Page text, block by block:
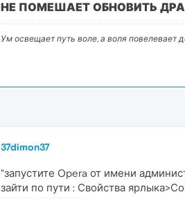
НЕ ПОМЕШАЕТ ОБНОВИТЬ
Ум освещает путь воле, а воля повелевает
37dimon37
"запустите Opera от имени
зайти по пути : Свойства